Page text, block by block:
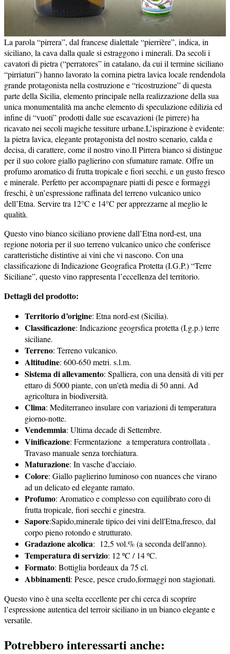
La parola “pirrera”, dal francese dialettale “pierrière”, indica, in
siciliano, la cava dalla quale si estraggono i minerali. Da secoli i
cavatori di pietra (“perratores” in catalano, da cui il termine siciliano
“pirriaturi”) hanno lavorato la cornina pietra lavica locale rendendola
grande protagonista nella costruzione e “ricostruzione” di questa
parte della Sicilia, elemento principale nella realizzazione della sua
unica monumentalità ma anche elemento di speculazione edilizia ed
infine di “vuoti” prodotti dalle sue escavazioni (le pirrere) ha
ricavato nei secoli magiche tessiture urbane.L’ispirazione è evidente:
la pietra lavica, elegante protagonista del nostro scenario, calda e
decisa, di carattere, come il nostro vino.Il Pirrera bianco si distingue
per il suo colore giallo paglierino con sfumature ramate. Offre un
profumo aromatico di frutta tropicale e fiori secchi, e un gusto fresco
e minerale. Perfetto per accompagnare piatti di pesce e formaggi
freschi, è un’espressione raffinata del terreno vulcanico unico
dell’Etna. Servire tra 12°C e 14°C per apprezzarne al meglio le
qualità.
Questo vino bianco siciliano proviene dall’Etna nord-est, una
regione notoria per il suo terreno vulcanico unico che conferisce
caratteristiche distintive ai vini che vi nascono. Con una
classificazione di Indicazione Geografica Protetta (I.G.P.) “Terre
Siciliane”, questo vino rappresenta l’eccellenza del territorio.
Dettagli del prodotto:
Territorio d’origine: Etna nord-est (Sicilia).
Classificazione: Indicazione geogrsfica protetta (I.g.p.) terre
siciliane.
Terreno: Terreno vulcanico.
Altitudine: 600-650 metri. s.l.m.
Sistema di allevamento: Spalliera, con una densità di viti per
ettaro di 5000 piante, con un'età media di 50 anni. Ad
agricoltura in biodiversità.
Clima: Mediterraneo insulare con variazioni di temperatura
giorno-notte.
Vendemmia: Ultima decade di Settembre.
Vinificazione: Fermentazione a temperatura controllata .
Travaso manuale senza torchiatura.
Maturazione: In vasche d'acciaio.
Colore: Giallo paglierino luminoso con nuances che virano
ad un delicato ed elegante ramato.
Profumo: Aromatico e complesso con equilibrato coro di
frutta tropicale, fiori secchi e ginestra.
Sapore:Sapido,minerale tipico dei vini dell'Etna,fresco, dal
corpo pieno rotondo e strutturato.
Gradazione alcolica: 12,5 vol.% (a seconda dell'anno).
Temperatura di servizio: 12 ºC / 14 ºC.
Formato: Bottiglia bordeaux da 75 cl.
Abbinamenti: Pesce, pesce crudo,formaggi non stagionati.
Questo vino è una scelta eccellente per chi cerca di scoprire
l’espressione autentica del terroir siciliano in un bianco elegante e
versatile.
Potrebbero interessarti anche: